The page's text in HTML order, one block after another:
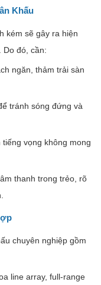
Khấu
kém sẽ gây ra hiện
Do đó, cần:
ngăn, thảm trải sàn
tránh sóng đứng và
vọng không mong
thanh trong trẻo, rõ
chuyên nghiệp gồm
line array, full-range